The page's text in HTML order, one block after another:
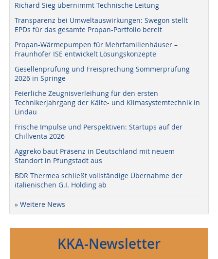
Richard Sieg übernimmt Technische Leitung
Transparenz bei Umweltauswirkungen: Swegon stellt
EPDs für das gesamte Propan-Portfolio bereit
Propan-Wärmepumpen für Mehrfamilienhäuser –
Fraunhofer ISE entwickelt Lösungskonzepte
Gesellenprüfung und Freisprechung Sommerprüfung
2026 in Springe
Feierliche Zeugnisverleihung für den ersten
Technikerjahrgang der Kälte- und Klimasystemtechnik in
Lindau
Frische Impulse und Perspektiven: Startups auf der
Chillventa 2026
Aggreko baut Präsenz in Deutschland mit neuem
Standort in Pfungstadt aus
BDR Thermea schließt vollständige Übernahme der
italienischen G.I. Holding ab
» Weitere News
KKA-Newsletter